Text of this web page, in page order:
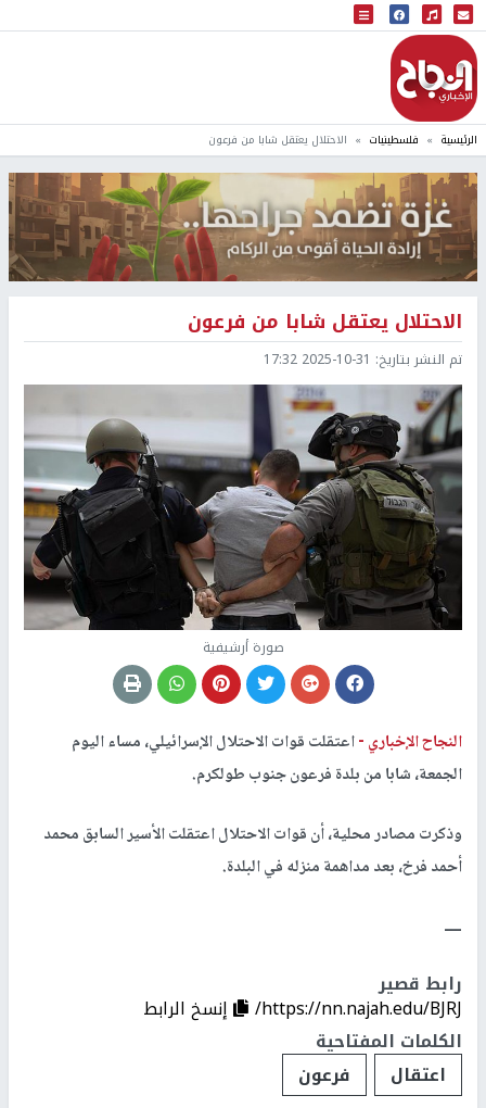
البث المباشر
إذاعة النجاح
الرئيسية فلسطينيات الاحتلال يعتقل شابا من فرعون
الاحتلال يعتقل شابا من فرعون
تم النشر بتاريخ: 2025-10-31 17:32
صورة أرشيفية
النجاح الإخباري -اعتقلت قوات الاحتلال الإسرائيلي، مساء اليوم
الجمعة، شابا من بلدة فرعون جنوب طولكرم.
وذكرت مصادر محلية، أن قوات الاحتلال اعتقلت الأسير السابق محمد
أحمد فرخ، بعد مداهمة منزله في البلدة.
ــــ
رابط قصير
https://nn.najah.edu/BJRJ/
إنسخ الرابط
الكلمات المفتاحية
اعتقال
فرعون